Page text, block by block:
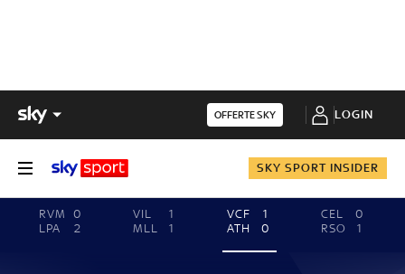
OFFERTE SKY LOGIN
SKY SPORT INSIDER
RVM
0
LPA
2
VIL
1
MLL
1
VCF
1
ATH
0
CEL
0
RSO
1